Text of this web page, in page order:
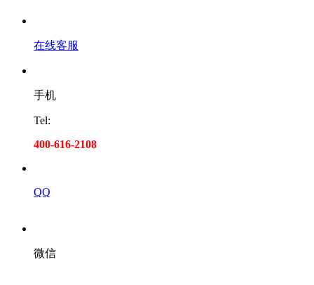
在线客服
手机
Tel:
400-616-2108
QQ
微信